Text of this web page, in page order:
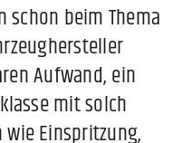
schon beim Thema
Aufwand, ein
mit solch
Einspritzung,